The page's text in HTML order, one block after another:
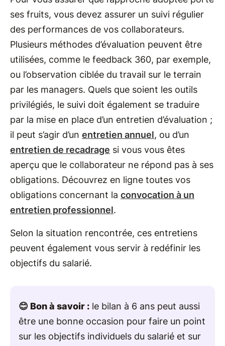
ses fruits, vous devez assurer un suivi régulier
des performances de vos collaborateurs.
Plusieurs méthodes d’évaluation peuvent être
utilisées, comme le feedback 360, par exemple,
ou l’observation ciblée du travail sur le terrain
par les managers. Quels que soient les outils
privilégiés, le suivi doit également se traduire
par la mise en place d’un entretien d’évaluation ;
il peut s’agir d’un entretien annuel, ou d’un
entretien de recadrage si vous vous êtes
aperçu que le collaborateur ne répond pas à ses
obligations. Découvrez en ligne toutes vos
obligations concernant la convocation à un
entretien professionnel.
Selon la situation rencontrée, ces entretiens
peuvent également vous servir à redéfinir les
objectifs du salarié.
😊 Bon à savoir : le bilan à 6 ans peut aussi
être une bonne occasion pour faire un point
sur les objectifs individuels du salarié et sur